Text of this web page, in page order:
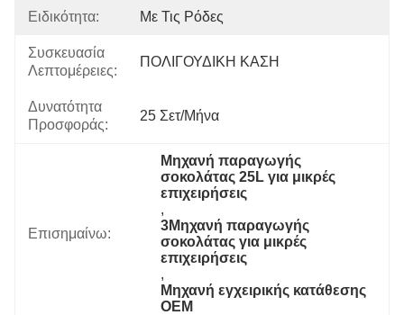
Ειδικότητα: Με Τις Ρόδες
Συσκευασία
Λεπτομέρειες:
ΠΟΛΙΓΟΥΔΙΚΗ ΚΑΣΗ
Δυνατότητα
Προσφοράς:
25 Σετ/μήνα
Επισημαίνω:
Μηχανή παραγωγής
σοκολάτας 25L για μικρές
επιχειρήσεις
,
3Μηχανή παραγωγής
σοκολάτας για μικρές
επιχειρήσεις
,
Μηχανή εγχειρικής κατάθεσης
OEM